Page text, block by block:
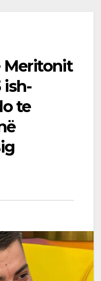
Meritonit
ish-
te